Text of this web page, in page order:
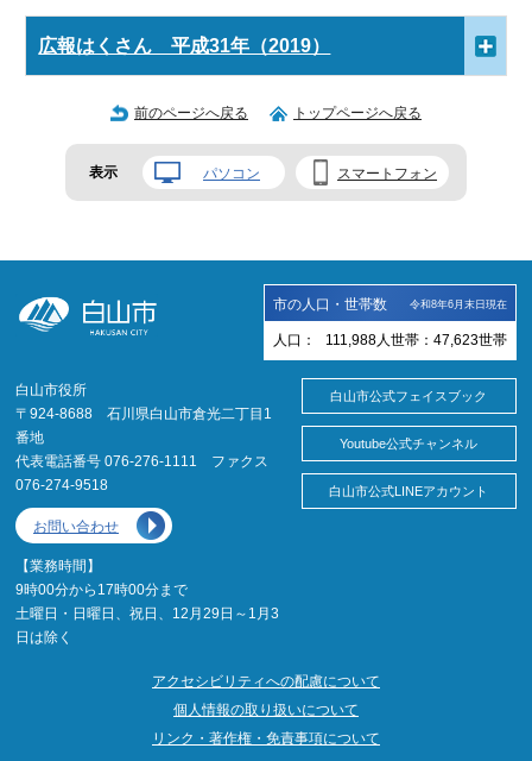
広報はくさん 平成31年（2019）
前のページへ戻る トップページへ戻る
表示 パソコン スマートフォン
市の人口・世帯数 令和8年6月末日現在
人口： 111,988 人 世帯： 47,623世帯
白山市役所
〒924-8688 石川県白山市倉光二丁目1
番地
代表電話番号 076-276-1111 ファクス
076-274-9518
お問い合わせ
【業務時間】
9時00分から17時00分まで
土曜日・日曜日、祝日、12月29日～1月3
日は除く
白山市公式フェイスブック
Youtube公式チャンネル
白山市公式LINEアカウント
アクセシビリティへの配慮について
個人情報の取り扱いについて
リンク・著作権・免責事項について